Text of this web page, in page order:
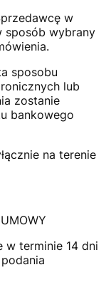
w
sposób wybrany
sposobu
lub
zostanie
bankowego
na terenie
w terminie 14 dni